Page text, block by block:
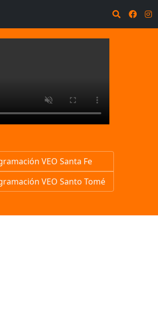
VEO Santa Fe
VEO Santo Tomé